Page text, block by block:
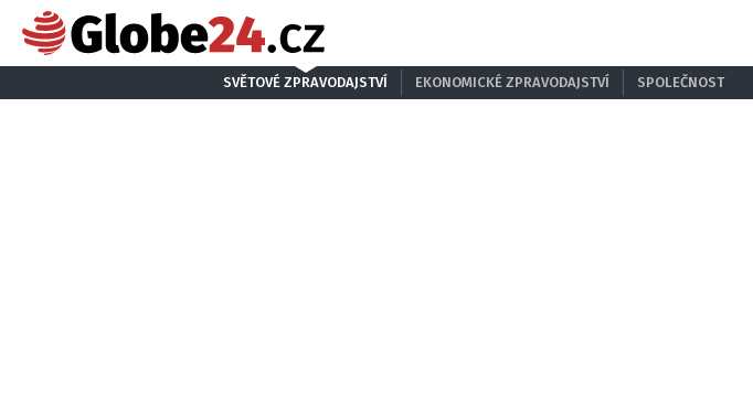
SVĚTOVÉ ZPRAVODAJSTVÍ EKONOMICKÉ ZPRAVODAJSTVÍ SPOLEČNOST